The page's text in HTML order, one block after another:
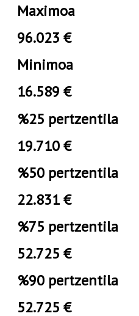
Maximoa
96.023 €
Minimoa
16.589 €
%25 pertzentila
19.710 €
%50 pertzentila
22.831 €
%75 pertzentila
52.725 €
%90 pertzentila
52.725 €